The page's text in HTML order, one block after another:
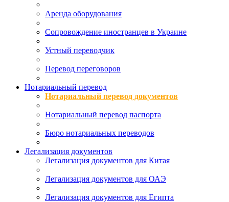
Аренда оборудования
Сопровождение иностранцев в Украине
Устный переводчик
Перевод переговоров
Нотариальный перевод
Нотариальный перевод документов
Нотариальный перевод паспорта
Бюро нотариальных переводов
Легализация документов
Легализация документов для Китая
Легализация документов для ОАЭ
Легализация документов для Египта